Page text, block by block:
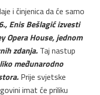
i činjenica da će samo
Enis Bešlagić izvesti
Opera House, jednom
zdanja. Taj nastup
međunarodno
Prije svjetske
imat će priliku